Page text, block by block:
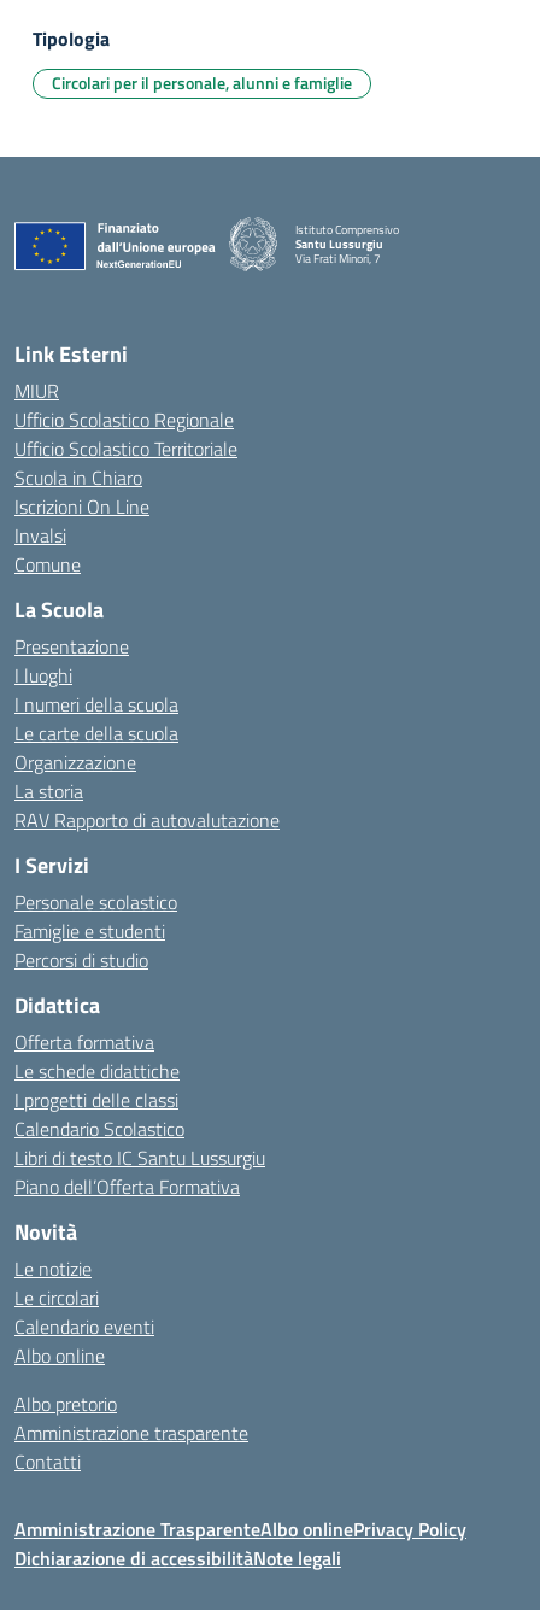
Tipologia
Circolari per il personale, alunni e famiglie
Istituto Comprensivo
Santu Lussurgiu
Via Frati Minori, 7
Link Esterni
MIUR
Ufficio Scolastico Regionale
Ufficio Scolastico Territoriale
Scuola in Chiaro
Iscrizioni On Line
Invalsi
Comune
La Scuola
Presentazione
I luoghi
I numeri della scuola
Le carte della scuola
Organizzazione
La storia
RAV Rapporto di autovalutazione
I Servizi
Personale scolastico
Famiglie e studenti
Percorsi di studio
Didattica
Offerta formativa
Le schede didattiche
I progetti delle classi
Calendario Scolastico
Libri di testo IC Santu Lussurgiu
Piano dell’Offerta Formativa
Novità
Le notizie
Le circolari
Calendario eventi
Albo online
Albo pretorio
Amministrazione trasparente
Contatti
Amministrazione TrasparenteAlbo onlinePrivacy Policy
Dichiarazione di accessibilitàNote legali